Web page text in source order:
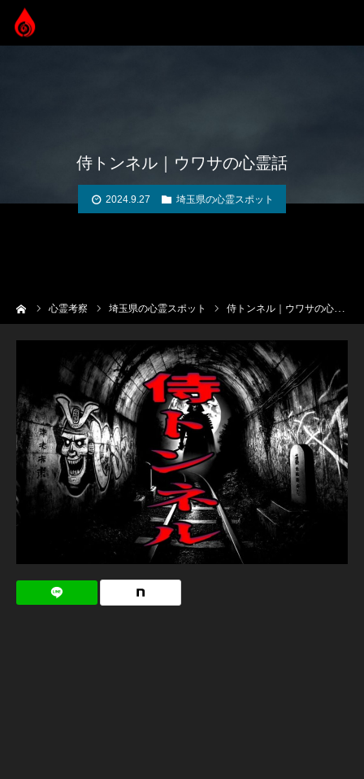
侍トンネル｜ウワサの心霊話
2024.9.27 埼玉県の心霊スポット
心霊考察 埼玉県の心霊スポット 侍トンネル｜ウワサの心霊話